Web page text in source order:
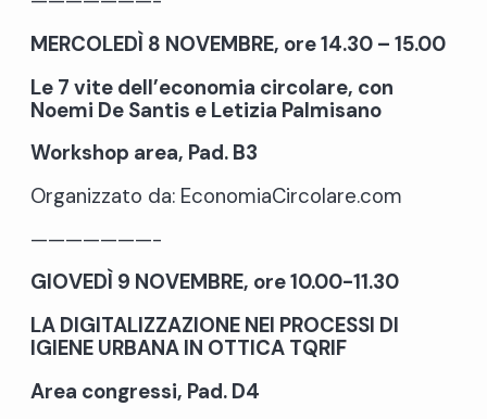
MERCOLEDÌ 8 NOVEMBRE, ore 14.30 – 15.00
Le 7 vite dell’economia circolare, con
Noemi De Santis e Letizia Palmisano
Workshop area, Pad. B3
Organizzato da: EconomiaCircolare.com
———————-
GIOVEDÌ 9 NOVEMBRE, ore 10.00-11.30
LA DIGITALIZZAZIONE NEI PROCESSI DI
IGIENE URBANA IN OTTICA TQRIF
Area congressi, Pad. D4